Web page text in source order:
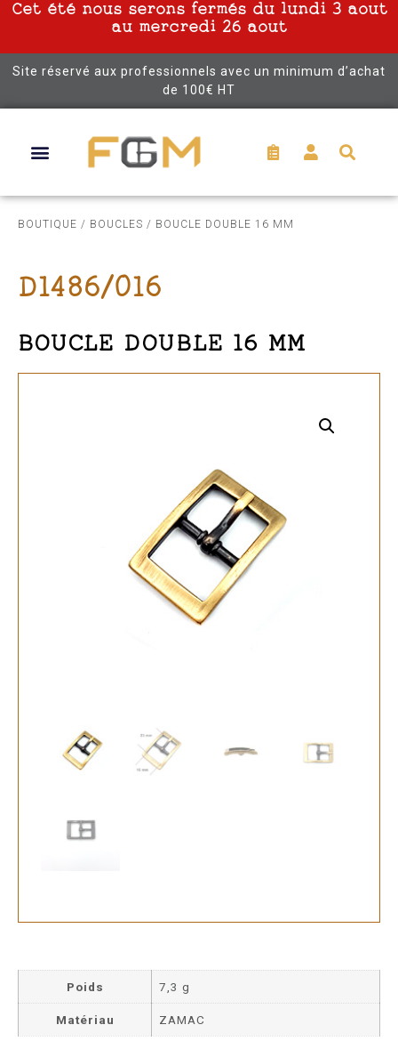
Cet été nous serons fermés du lundi 3 aout
au mercredi 26 aout
Site réservé aux professionnels avec un minimum d’achat
de 100€ HT
BOUTIQUE / BOUCLES / BOUCLE DOUBLE 16 MM
D1486/016
BOUCLE DOUBLE 16 MM
Poids 7,3 g
Matériau ZAMAC